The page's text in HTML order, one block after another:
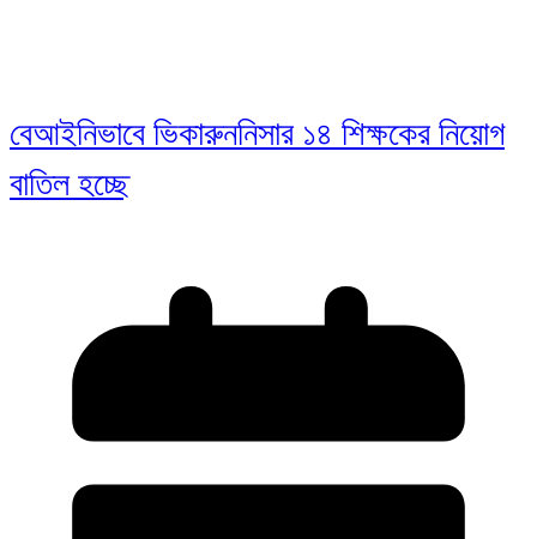
বেআইনিভাবে ভিকারুননিসার ১৪ শিক্ষকের নিয়োগ
বাতিল হচ্ছে